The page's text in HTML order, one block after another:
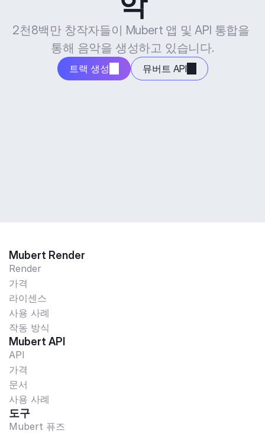
2천8백만 창작자들이 Mubert 앱 및 API 통합을
통해 음악을 생성하고 있습니다.
트랙 생성 뮤버트 API
Mubert Render
Render
가격
라이센스
사용 사례
작동 방식
Mubert API
API
가격
문서
사용 사례
도구
Mubert 퓨즈